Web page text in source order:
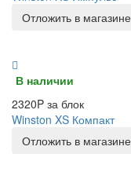
Отложить в магазине
В наличии
2320P за блок
Winston XS Компакт
Отложить в магазине